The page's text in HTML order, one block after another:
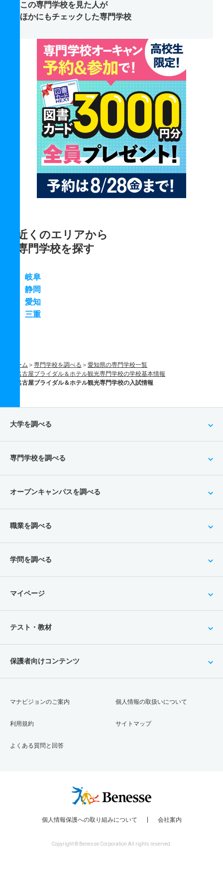
この専門学校を見た人が
ほかにもチェックした専門学校
近くのエリアから
専門学校を探す
岐阜
静岡
愛知
三重
ホーム 専門学校を調べる
愛知県の専門学校一覧
名古屋ブライダル＆ホテル観光専門学校の学校基本情報
名古屋ブライダル＆ホテル観光専門学校の入試情報
大学を調べる
専門学校を調べる
オープンキャンパスを調べる
職業を調べる
学問を調べる
マイページ
テスト・教材
保護者向けコンテンツ
マナビジョンのご案内
利用規約
よくある質問と回答
個人情報の取扱いについて
サイトマップ
個人情報保護への取り組みについて 会社案内
Copyright © Benesse Corporation All rights reserved.